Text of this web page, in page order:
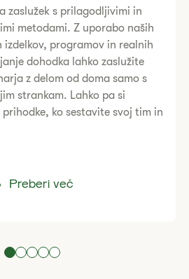
zaslužek s prilagodljivimi in
metodami. Z uporabo naših
programov in realnih
dohodka lahko zaslužite
z delom od doma samo s
strankam. Lahko pa si
ko sestavite svoj tim in
Preberi več